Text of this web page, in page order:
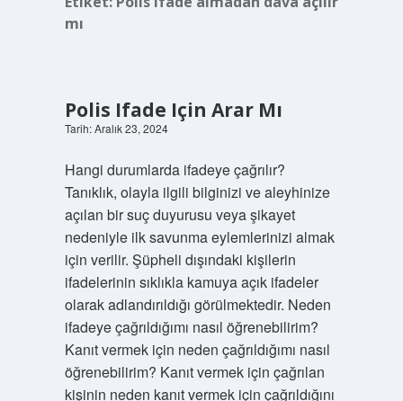
mı
Polis Ifade Için Arar Mı
Tarih: Aralık 23, 2024
Hangi durumlarda ifadeye çağrılır?
Tanıklık, olayla ilgili bilginizi ve aleyhinize
açılan bir suç duyurusu veya şikayet
nedeniyle ilk savunma eylemlerinizi almak
için verilir. Şüpheli dışındaki kişilerin
ifadelerinin sıklıkla kamuya açık ifadeler
olarak adlandırıldığı görülmektedir. Neden
ifadeye çağrıldığımı nasıl öğrenebilirim?
Kanıt vermek için neden çağrıldığımı nasıl
öğrenebilirim? Kanıt vermek için çağrılan
kişinin neden kanıt vermek için çağrıldığını